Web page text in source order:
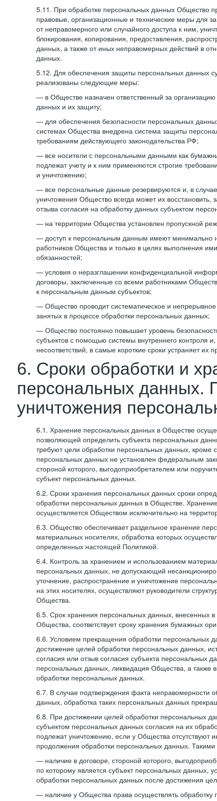
5.11. При обработке персональных данных Общество
правовые, организационные и технические меры для
от неправомерного или случайного доступа к ним,
блокирования, копирования, предоставления,
данных, а также от иных неправомерных действий в
данных.
5.12. Для обеспечения защиты персональных данных
реализованы следующие меры:
— в Обществе назначен ответственный за
данных и их защиту;
— для обеспечения безопасности персональных
системах Общества внедрена система защиты
требованиям действующего законодательства РФ;
— все носители с персональными данными как
подлежат учету и к ним применяются строгие
и уничтожению;
— все персональные данные резервируются и, в
уничтожения Общество всегда может их восстановить,
отзыва согласия на обработку данных субъектом
— на территории Общества установлен пропускной
— доступ к персональным данным имеют минимально
работников Общества и только в целях выполнения
обязанностей;
— условия о неразглашении конфиденциальной
договоры, заключенные со всеми работниками
к персональным данным субъектов;
— Общество проводит систематическое и непрерывное
занятых в процессе обработки персональных данных;
— Общество постоянно повышает уровень
субъектов с помощью системы внутреннего контроля
несоответствий, в самые короткие сроки устраняет их
6. Сроки обработки и
персональных данных.
уничтожения
6.1. Хранение персональных данных в Обществе
позволяющей определить субъекта персональных
требуют цели обработки персональных данных, кроме
персональных данных не установлен федеральным
стороной которого, выгодоприобретателем или
субъект персональных данных.
6.2. Сроки хранения персональных данных сроки
обработки персональных данных в Обществе.
осуществляется Обществом исключительно на
6.3. Общество обеспечивает раздельное хранение
материальных носителях, обработка которых
определенных настоящей Политикой.
6.4. Контроль за хранением и использованием
персональных данных, не допускающий
уточнение, распространение и уничтожение
на этих носителях, осуществляют руководители
Общества.
6.5. Срок хранения персональных данных, внесенных
Общества, соответствует сроку хранения бумажных
6.6. Условием прекращения обработки персональных
достижение целей обработки персональных данных,
согласия или отзыв согласия субъекта персональных
персональных данных, ликвидация Общества, а также
обработки персональных данных.
6.7. В случае подтверждения факта неправомерности
данных, обработка таких персональных данных
6.8. При достижении целей обработки персональных
субъектом персональных данных согласия на их
подлежат уничтожению, если у Общества отсутствуют
продолжения обработки персональных данных.
— наличие в договоре, стороной которого,
по которому является субъект персональных данных,
обработки персональных данных после достижения
— наличие у Общества права осуществлять обработку